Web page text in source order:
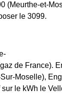
(Meurthe-et-
le 3099.
de France).
Moselle),
le kWh le